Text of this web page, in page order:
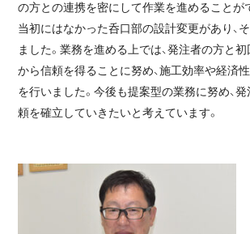
の方との連携を密にして作業を進めることが
当初にはなかった呑口部の設計変更があり、
ました。業務を進める上では、発注者の方と
から信頼を得ることに努め、施工効率や経済
を行いました。今後も提案型の業務に努め、
頼を確立していきたいと考えています。